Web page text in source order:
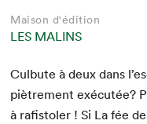
Maison d'édition
LES MALINS
Cul­bute à deux dans
piètrement exé­cutée?
à rafis­tol­er ! Si La fée